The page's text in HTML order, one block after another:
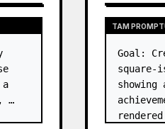
TAM
Goal:
square-